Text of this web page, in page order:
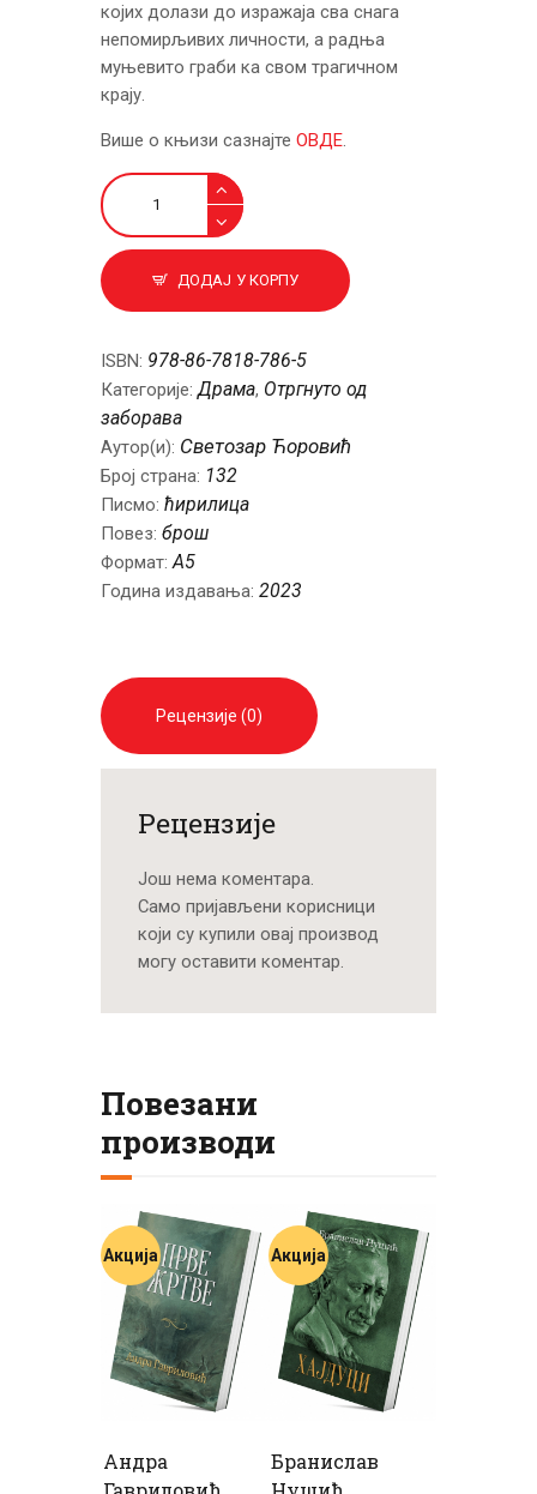
којих долази до изражаја сва снага
непомирљивих личности, а радња
муњевито граби ка свом трагичном
крају.
Више о књизи сазнајте ОВДЕ.
Зулумћар
и
Као
вихор
количина
ДОДАЈ У КОРПУ
ISBN: 978-86-7818-786-5
Категорије:Драма, Отргнуто од
заборава
Аутор(и): Светозар Ћоровић
Број страна: 132
Писмо: ћирилица
Повез: брош
Формат:А5
Година издавања: 2023
Рецензије (0)
Рецензије
Још нема коментара.
Само пријављени корисници
који су купили овај производ
могу оставити коментар.
Повезани
производи
Акција
Андра
Акција
Бранислав